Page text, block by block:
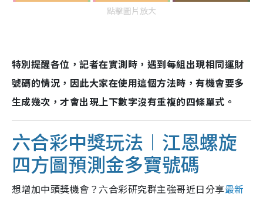
點擊圖片放大
特別提醒各位，記者在實測時，遇到每組出現相同運財
號碼的情況，因此大家在使用這個方法時，有機會要多
生成幾次，才會出現上下數字沒有重複的四條單式。
六合彩中獎玩法︱ 江恩螺旋
四方圖預測金多寶號碼
想增加中頭獎機會？六合彩研究群主強哥近日分享最新